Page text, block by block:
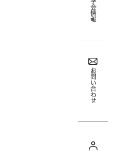
見学会情報
お問い合わせ